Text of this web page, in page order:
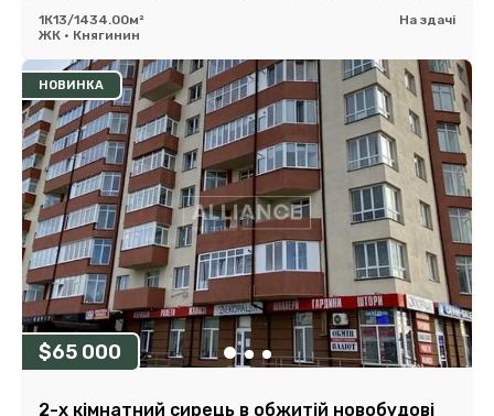
1К13/1434.00м²
На здачі
ЖК • Княгинин
НОВИНКА
$65 000
2-х кімнатний сирець в обжитій новобудові